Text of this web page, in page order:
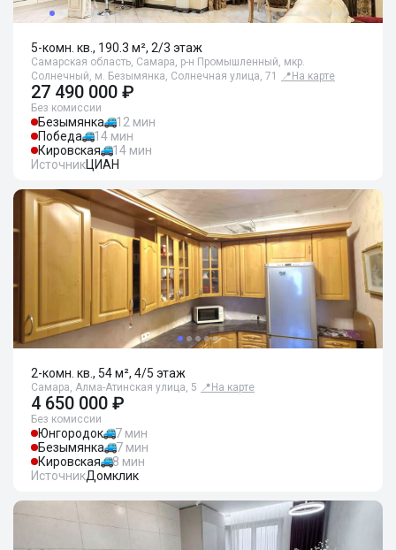
5-комн. кв., 190.3 м², 2/3 этаж
Самарская область, Самара, р-н Промышленный, мкр.
Солнечный, м. Безымянка, Солнечная улица, 71
📍 На карте
27 490 000 ₽
Без комиссии
Безымянка
12 мин
Победа
14 мин
Кировская
14 мин
ИсточникЦИАН
2-комн. кв., 54 м², 4/5 этаж
Самара, Алма-Атинская улица, 5 📍 На карте
4 650 000 ₽
Без комиссии
Юнгородок
7 мин
Безымянка
7 мин
Кировская
8 мин
ИсточникДомклик